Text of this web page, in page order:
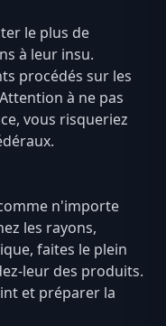
le plus de
à leur insu.
procédés sur les
à ne pas
vous risqueriez
n'importe
les rayons,
faites le plein
leur des produits.
et préparer la